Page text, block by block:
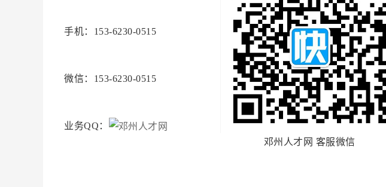
邓州人才网 客服微信
手机：153-6230-0515
微信：153-6230-0515
业务QQ：